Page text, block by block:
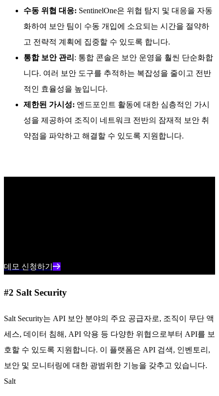
수동 위협 대응: SentinelOne은 위협 탐지 및 대응을 자동
화하여 보안 팀이 수동 개입에 소요되는 시간을 절약하
고 전략적 계획에 집중할 수 있도록 합니다.
통합 보안 관리 : 통합 콘솔은 보안 운영을 훨씬 단순화합
니다. 여러 보안 도구를 추적하는 복잡성을 줄이고 전반
적인 효율성을 높입니다.
제한된 가시성: 엔드포인트 활동에 대한 심층적인 가시
성을 제공하여 조직이 네트워크 전반의 잠재적 보안 취
약점을 파악하고 해결할 수 있도록 지원합니다.
데모 신청하기
#2 Salt Security
Salt Security는 API 보안 분야의 주요 공급자로, 조직이 무단 액
세스, 데이터 침해, API 악용 등 다양한 위협으로부터 API를 보
호할 수 있도록 지원합니다. 이 플랫폼은 API 검색, 인벤토리,
보안 및 모니터링에 대한 광범위한 기능을 갖추고 있습니다.
Salt